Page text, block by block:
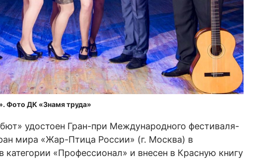
Фото ДК «Знамя труда»
удостоен Гран-при Международного фестиваля-
мира «Жар-Птица России» (г. Москва) в
«Профессионал» и внесен в Красную книгу